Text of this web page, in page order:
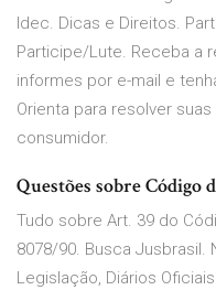
Idec. Dicas e Direitos.
Participe/Lute. Receba a
informes por e-mail e
Orienta para resolver
consumidor.
Questões sobre Código
Tudo sobre Art. 39 do
8078/90. Busca Jusbrasil.
Legislação, Diários